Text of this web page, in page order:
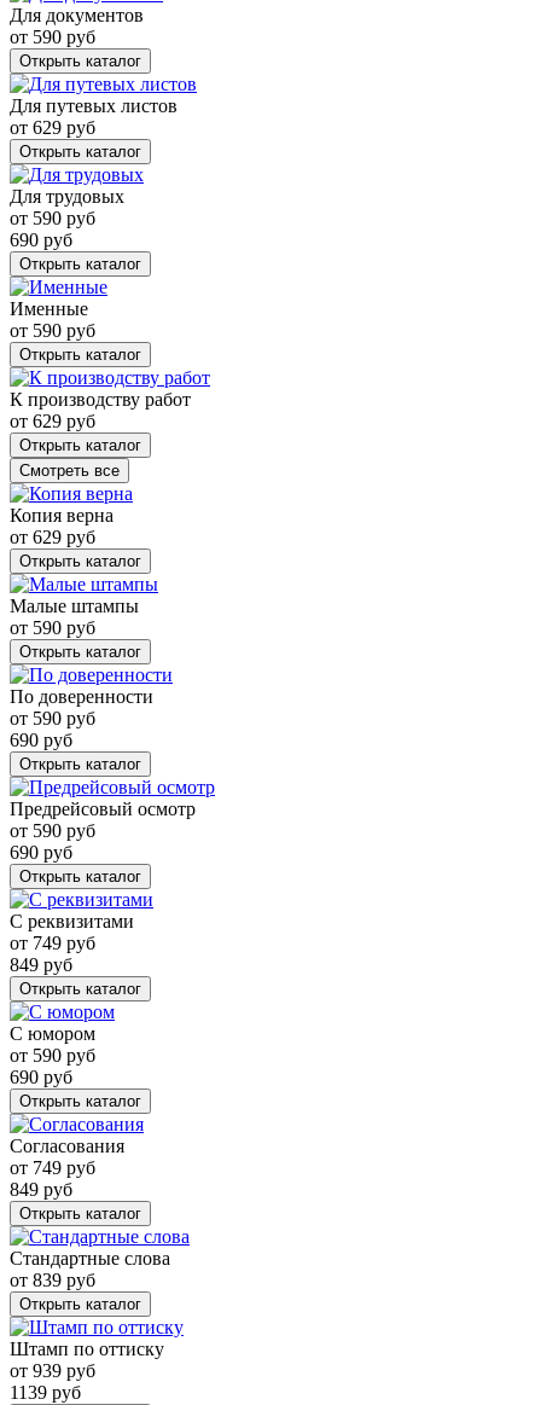
Для документов
от 590 руб
Открыть каталог
Для путевых листов
от 629 руб
Открыть каталог
Для трудовых
от 590 руб
690 руб
Открыть каталог
Именные
от 590 руб
Открыть каталог
К производству работ
от 629 руб
Открыть каталог
Смотреть все
Копия верна
от 629 руб
Открыть каталог
Малые штампы
от 590 руб
Открыть каталог
По доверенности
от 590 руб
690 руб
Открыть каталог
Предрейсовый осмотр
от 590 руб
690 руб
Открыть каталог
С реквизитами
от 749 руб
849 руб
Открыть каталог
С юмором
от 590 руб
690 руб
Открыть каталог
Согласования
от 749 руб
849 руб
Открыть каталог
Стандартные слова
от 839 руб
Открыть каталог
Штамп по оттиску
от 939 руб
1139 руб